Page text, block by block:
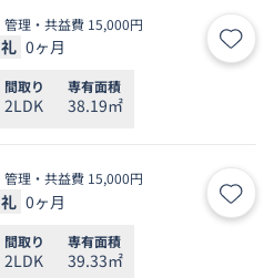
管理・共益費 15,000円
礼 0ヶ月 お気
間取り
2LDK
専有面積
38.19㎡
管理・共益費 15,000円
礼 0ヶ月 お気
間取り
2LDK
専有面積
39.33㎡